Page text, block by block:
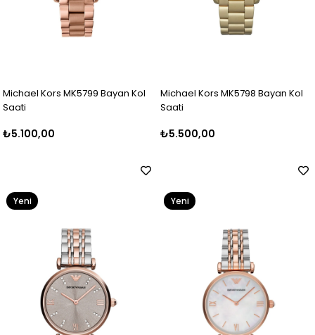
Michael Kors MK5799 Bayan Kol
Saati
₺5.100,00
Michael Kors MK5798 Bayan Kol
Saati
₺5.500,00
Yeni
Yeni